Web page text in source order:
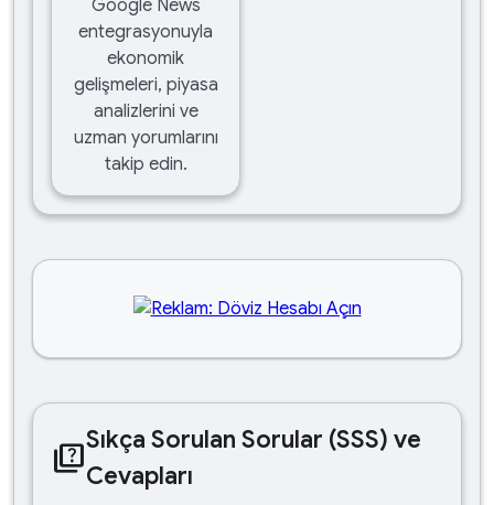
Google News
entegrasyonuyla
ekonomik
gelişmeleri, piyasa
analizlerini ve
uzman yorumlarını
takip edin.
quizSıkça Sorulan Sorular (SSS) ve
Cevapları